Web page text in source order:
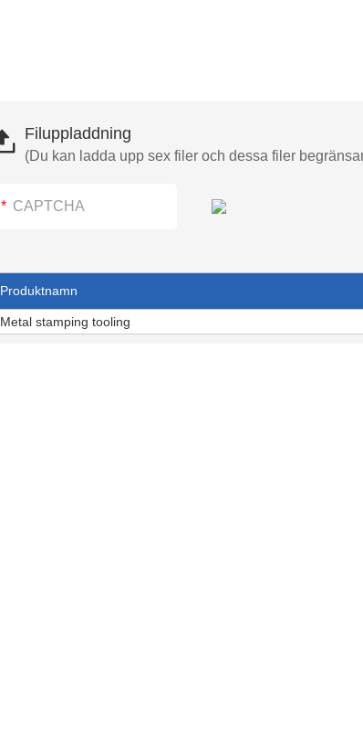
Filuppladdning
(Du kan ladda upp sex filer och dessa filer
Produktnamn
Metal stamping tooling